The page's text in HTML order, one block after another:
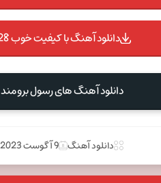
دانلود آهنگ با کیفیت خوب 128
دانلود آهنگ های رسول برومند
دانلود آهنگ 9 آگوست 2023